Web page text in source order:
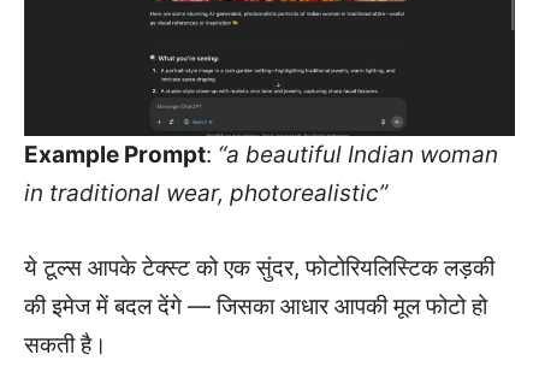
Example Prompt: “a beautiful Indian woman
in traditional wear, photorealistic”
ये टूल्स आपके टेक्स्ट को एक सुंदर, फोटोरियलिस्टिक लड़की
की इमेज में बदल देंगे — जिसका आधार आपकी मूल फोटो हो
सकती है।